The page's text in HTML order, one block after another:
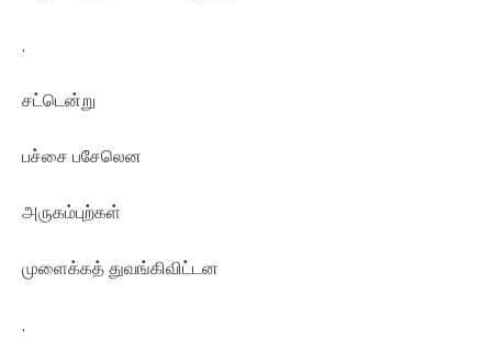
சட்டென்று
பச்சை பசேலென
அருகம்புற்கள்
முளைக்கத் துவங்கிவிட்டன